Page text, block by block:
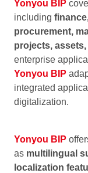
Yonyou BIP
including
procurement,
projects,
enterprise
Yonyou BIP
integrated
digitalization.
Yonyou BIP
as multilingual
localization